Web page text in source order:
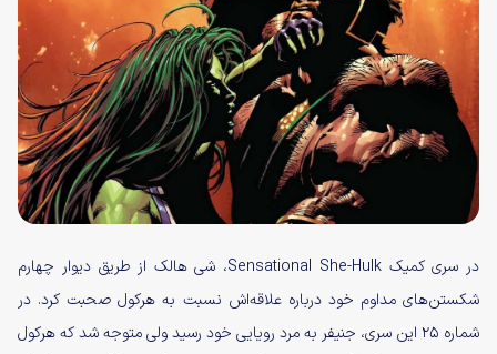
در سری کمیک Sensational She-Hulk، شی هالک از طریق دیوار چهارم
شکستن‌های مداوم خود درباره علاقه‌اش نسبت به هرکول صحبت کرد. در
شماره ۲۵ این سری، جنیفر به مرد رویایی خود رسید ولی متوجه شد که هرکول